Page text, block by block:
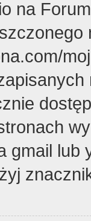
na
gmail lub